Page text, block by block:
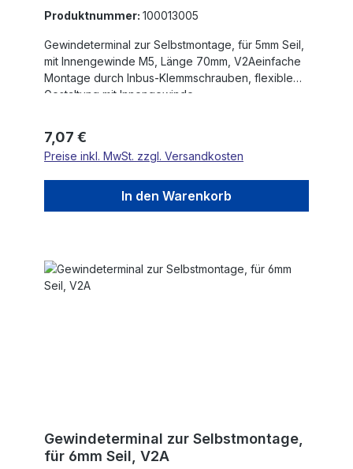
Produktnummer: 100013005
Gewindeterminal zur Selbstmontage, für 5mm Seil,
mit Innengewinde M5, Länge 70mm, V2Aeinfache
Montage durch Inbus-Klemmschrauben, flexible
Gestaltung mit Innengewinde
Regulärer Preis:
7,07 €
Preise inkl. MwSt. zzgl. Versandkosten
In den Warenkorb
Gewindeterminal zur Selbstmontage,
für 6mm Seil, V2A